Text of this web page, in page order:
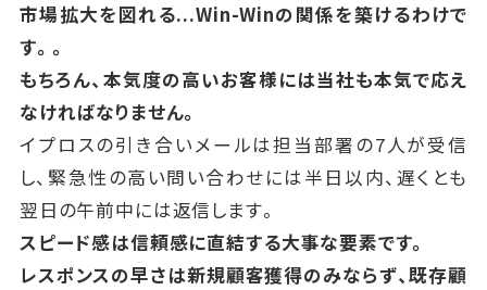
市場拡大を図れる...Win-Winの関係を築けるわけで
す。。
もちろん、本気度の高いお客様には当社も本気で応え
なければなりません。
イプロスの引き合いメールは担当部署の7人が受信
し、緊急性の高い問い合わせには半日以内、遅くとも
翌日の午前中には返信します。
スピード感は信頼感に直結する大事な要素です。
レスポンスの早さは新規顧客獲得のみならず、既存顧